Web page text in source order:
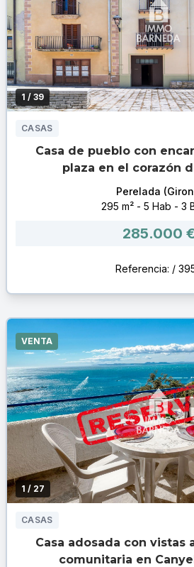
1 / 39
CASAS
Casa de pueblo con
plaza en el corazón
Perelada
295 m² - 5 Hab - 3
285.000 €
Referencia: /
1 / 27
VENTA
CASAS
Casa adosada con vistas
comunitaria en